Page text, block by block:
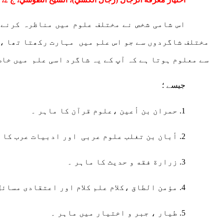
اس شامی شخص نے مختلف علوم میں مناظرہ
مختلف شاگردوں سے جو اس علم میں مہارت رکھتا تھا
سے معلوم ہوتا ہے کہ آپ کے یہ شاگرد اسی علم میں
جیسے ؛
1. حمران بن أعین ،علوم قرآن کا ماہر ۔
2. أبان بن تغلب علوم عربی اور ادبیات عرب کا
3. زرارة فقه و حدیث کا ماہر ۔
4. مؤمن الطاق ،کلام علم کلام اور اعتقادی مسائل کا ماہر ۔
5. طیار ، جبر و اختیار میں ماہر ۔